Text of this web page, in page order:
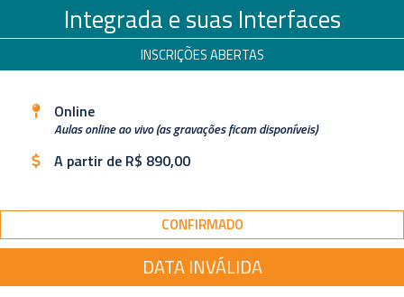
Integrada e suas Interfaces
INSCRIÇÕES ABERTAS
Online
Aulas online ao vivo (as gravações ficam disponíveis)
A partir de R$ 890,00
CONFIRMADO
DATA INVÁLIDA